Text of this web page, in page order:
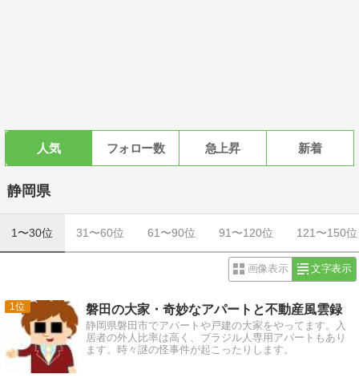
人気 フォロー数 急上昇 新着
静岡県
1〜30位 31〜60位 61〜90位 91〜120位 121〜150位
画像表示 文字表示
1 磐田の大家・奇妙なアパートと不動産風雲録
静岡県磐田市でアパートや戸建の大家をやってます。入
居者の外人比率は高く、ブラジル人専用アパートもあり
ます。時々謎の怪事件が起こったりします。